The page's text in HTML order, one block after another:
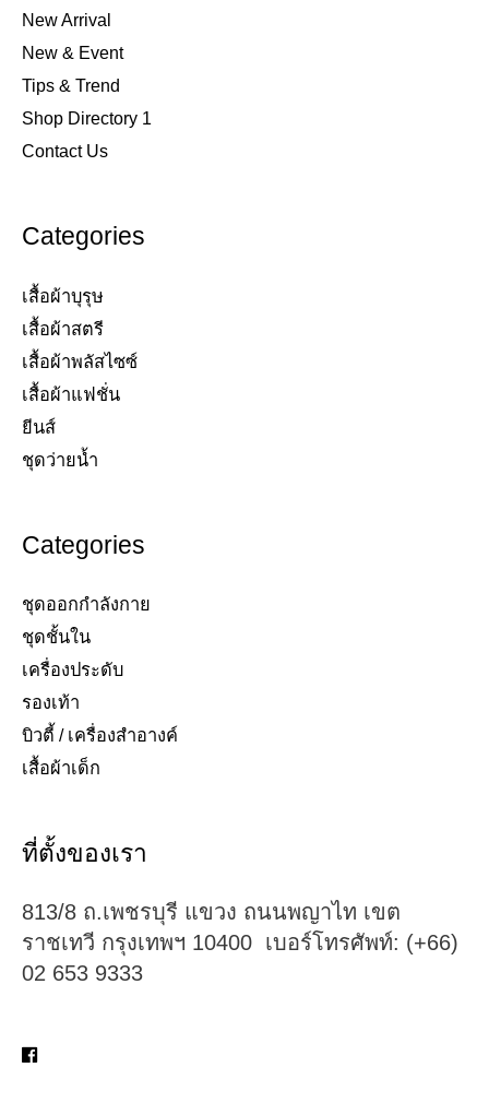
New Arrival
New & Event
Tips & Trend
Shop Directory 1
Contact Us
Categories
เสื้อผ้าบุรุษ
เสื้อผ้าสตรี​
เสื้อผ้าพลัสไซซ์​
เสื้อผ้าแฟชั่น​
ยีนส์​
ชุดว่ายน้ำ​
Categories
ชุดออกกำลังกาย
ชุดชั้นใน
เครื่องประดับ​
รองเท้า​
บิวตี้ / เครื่องสำอางค์
เสื้อผ้าเด็ก
ที่ตั้งของเรา
813/8 ถ.เพชรบุรี แขวง ถนนพญาไท เขต
ราชเทวี กรุงเทพฯ 10400 เบอร์โทรศัพท์: (+66)
02 653 9333